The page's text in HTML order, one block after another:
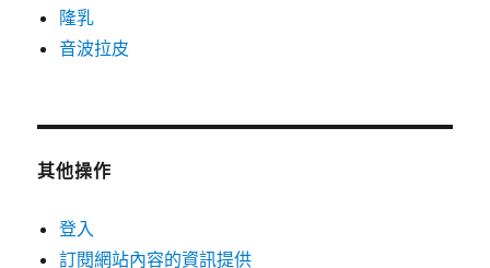
隆乳
音波拉皮
其他操作
登入
訂閱網站內容的資訊提供